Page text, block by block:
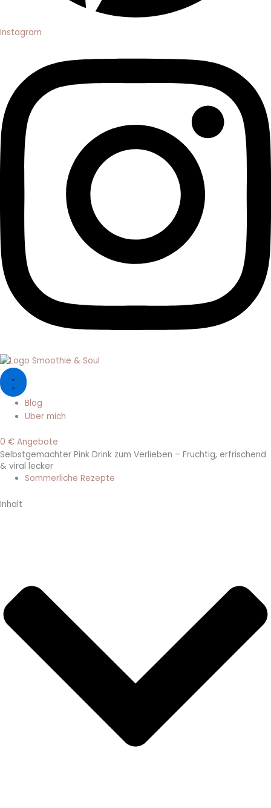
Instagram
Blog
Über mich
0 € Angebote
Selbstgemachter Pink Drink zum Verlieben – Fruchtig, erfrischend
& viral lecker
Sommerliche Rezepte
Inhalt